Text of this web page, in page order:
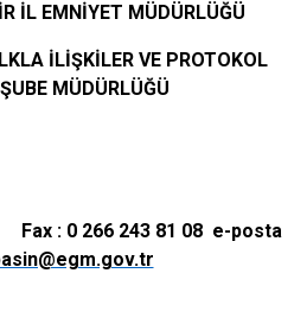
İL EMNİYET MÜDÜRLÜĞÜ
İLİŞKİLER VE PROTOKOL
ŞUBE MÜDÜRLÜĞÜ
Fax : 0 266 243 81 08 e-posta